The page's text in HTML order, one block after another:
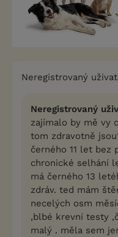
Neregistrovaný
Neregistrovaný
zajímalo by mě vy
tom zdravotně
černého 11 let bez
chronické selhání
má černého 13
zdráv. ted mám
necelých osm
,blbé krevní testy
malý . měla sem